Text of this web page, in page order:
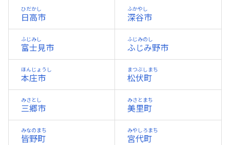
日高市
ひだかし
深谷市
ふかやし
富士見市
ふじみし
ふじみ野市
ふじみのし
本庄市
ほんじょうし
松伏町
まつぶしまち
三郷市
みさとし
美里町
みさとまち
皆野町
みなのまち
宮代町
みやしろまち